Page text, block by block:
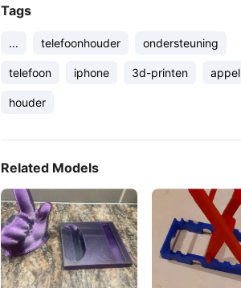
Tags
... telefoonhouder ondersteuning
telefoon iphone 3d-printen appel
houder
Related Models